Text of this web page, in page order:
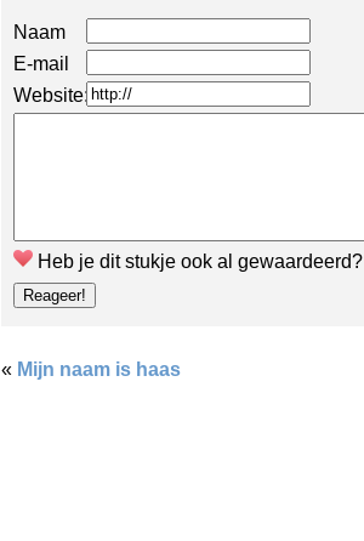
Naam
E-mail
Website:
Heb je dit stukje ook al gewaardeerd?
« Mijn naam is haas